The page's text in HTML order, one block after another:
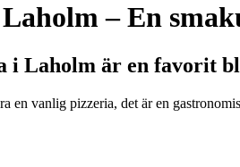
– En
i Laholm är en favorit
en vanlig pizzeria, det är en